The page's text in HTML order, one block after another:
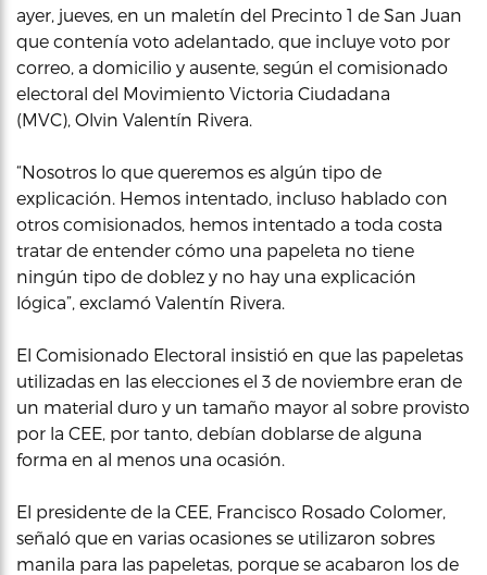
ayer, jueves, en un maletín del Precinto 1 de San Juan
que contenía voto adelantado, que incluye voto por
correo, a domicilio y ausente, según el comisionado
electoral del Movimiento Victoria Ciudadana
(MVC), Olvin Valentín Rivera.
“Nosotros lo que queremos es algún tipo de
explicación. Hemos intentado, incluso hablado con
otros comisionados, hemos intentado a toda costa
tratar de entender cómo una papeleta no tiene
ningún tipo de doblez y no hay una explicación
lógica”, exclamó Valentín Rivera.
El Comisionado Electoral insistió en que las papeletas
utilizadas en las elecciones el 3 de noviembre eran de
un material duro y un tamaño mayor al sobre provisto
por la CEE, por tanto, debían doblarse de alguna
forma en al menos una ocasión.
El presidente de la CEE, Francisco Rosado Colomer,
señaló que en varias ocasiones se utilizaron sobres
manila para las papeletas, porque se acabaron los de